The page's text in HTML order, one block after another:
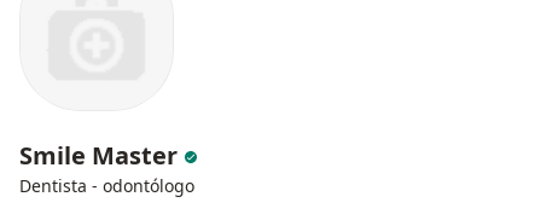
Smile Master
Dentista - odontólogo